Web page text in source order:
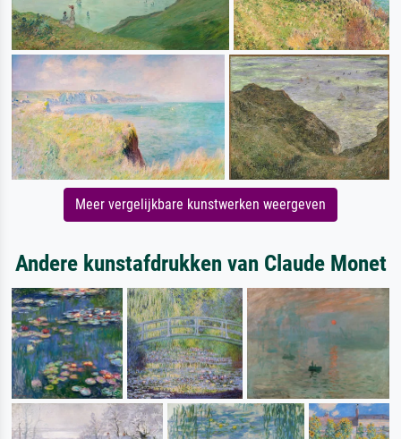
Meer vergelijkbare kunstwerken weergeven
Andere kunstafdrukken van Claude Monet